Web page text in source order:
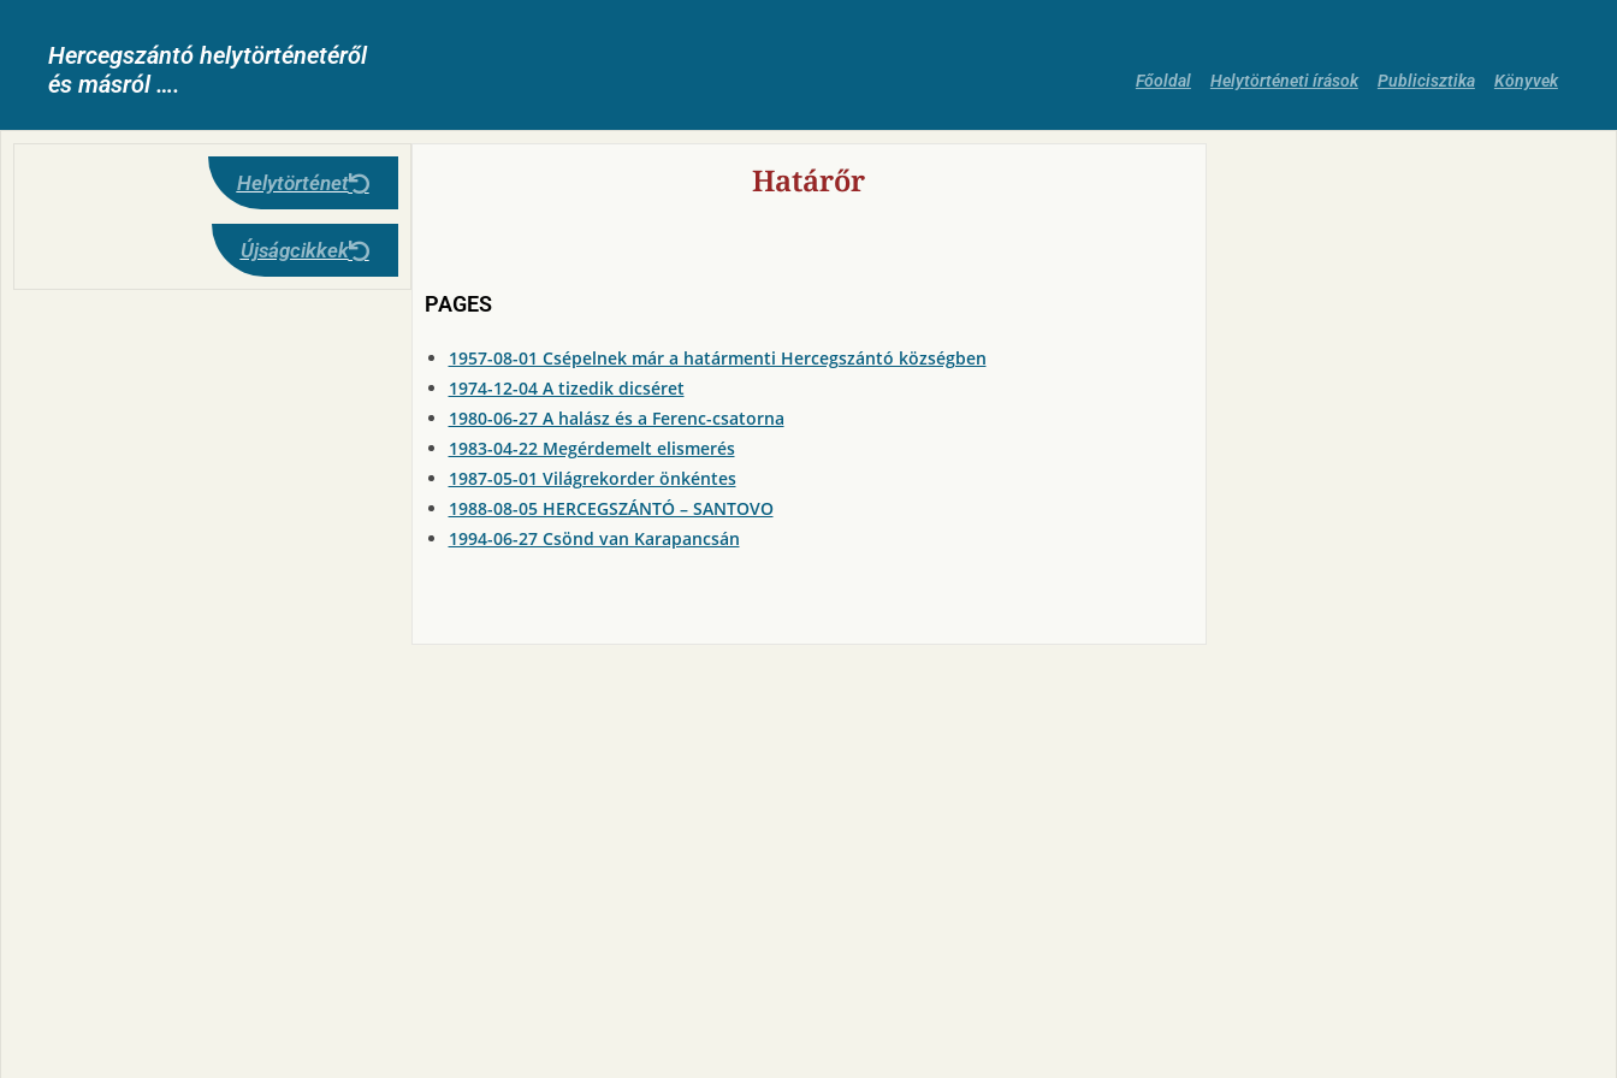
Hercegszántó helytörténetéről
és másról ….
Főoldal Helytörténeti írások Publicisztika Könyvek
Helytörténet
Újságcikkek
Határőr
PAGES
1957-08-01 Csépelnek már a határmenti Hercegszántó községben
1974-12-04 A tizedik dicséret
1980-06-27 A halász és a Ferenc-csatorna
1983-04-22 Megérdemelt elismerés
1987-05-01 Világrekorder önkéntes
1988-08-05 HERCEGSZÁNTÓ – SANTOVO
1994-06-27 Csönd van Karapancsán